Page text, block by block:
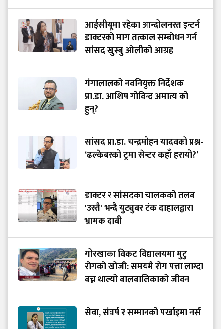
आईसीयूमा रहेका आन्दोलनरत इन्टर्न
डाक्टरको माग तत्काल सम्बोधन गर्न
सांसद खुस्बु ओलीको आग्रह
गंगालालको नवनियुक्त निर्देशक
प्रा.डा. आशिष गोविन्द अमात्य को
हुन्?
सांसद प्रा.डा. चन्द्रमोहन यादवको प्रश्न-
‘ढल्केबरको ट्रमा सेन्टर कहाँ हरायो?’
डाक्टर र सांसदका चालकको तलब
'उस्तै' भन्दै युट्युबर टंक दाहालद्वारा
भ्रामक दाबी
गोरखाका विकट विद्यालयमा मुटु
रोगको खोजी: समयमै रोग पत्ता लाग्दा
बच्न थाल्यो बालबालिकाको जीवन
सेवा, संघर्ष र सम्मानको पर्खाइमा नर्स